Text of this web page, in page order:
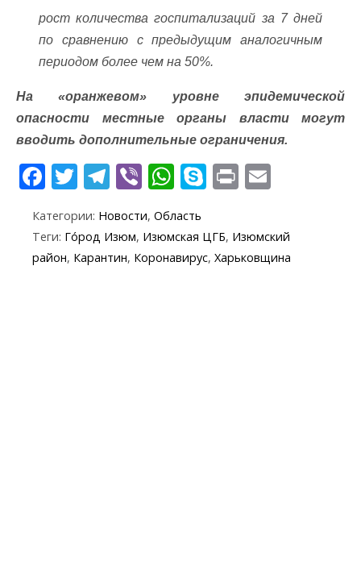
рост количества госпитализаций за 7 дней
по сравнению с предыдущим аналогичным
периодом более чем на 50%.
На «оранжевом» уровне эпидемической
опасности местные органы власти могут
вводить дополнительные ограничения.
F
ac
e
b
T
w
itt
er
T
el
e
gr
Vi
b
er
W
h
at
s
S
k
y
p
Pr
in
t ai
l
Категории: Новости, Область
Теги: Го́род Изюм, Изюмская ЦГБ, Изюмский
район, Карантин, Коронавирус, Харьковщина